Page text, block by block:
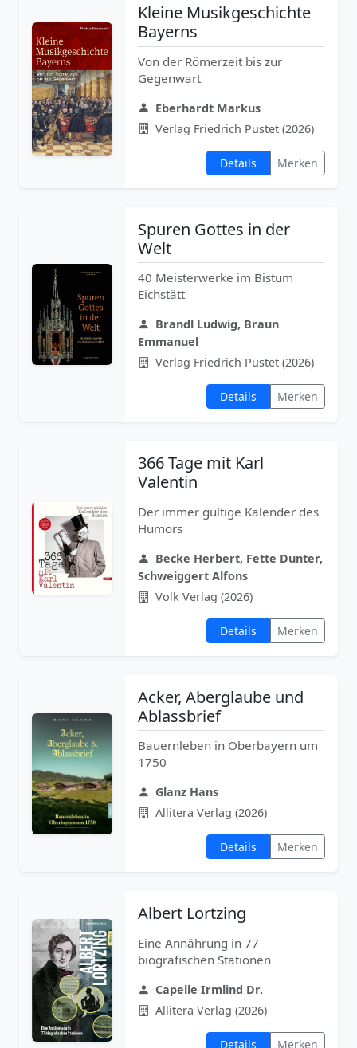
Kleine Musikgeschichte
Bayerns
Von der Römerzeit bis zur
Gegenwart
Eberhardt Markus
Verlag Friedrich Pustet (2026)
Details Merken
Spuren Gottes in der
Welt
40 Meisterwerke im Bistum
Eichstätt
Brandl Ludwig, Braun
Emmanuel
Verlag Friedrich Pustet (2026)
Details Merken
366 Tage mit Karl
Valentin
Der immer gültige Kalender des
Humors
Becke Herbert, Fette Dunter,
Schweiggert Alfons
Volk Verlag (2026)
Details Merken
Acker, Aberglaube und
Ablassbrief
Bauernleben in Oberbayern um
1750
Glanz Hans
Allitera Verlag (2026)
Details Merken
Albert Lortzing
Eine Annährung in 77
biografischen Stationen
Capelle Irmlind Dr.
Allitera Verlag (2026)
Details Merken